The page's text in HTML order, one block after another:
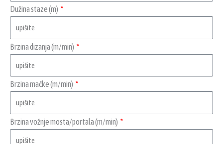
Dužina staze (m)
Brzina dizanja (m/min)
Brzina mačke (m/min)
Brzina vožnje mosta/portala (m/min)